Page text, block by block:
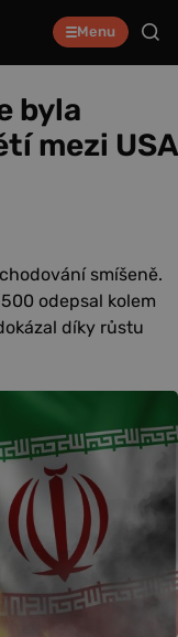
Menu
byla
mezi USA
smíšeně.
odepsal kolem
díky růstu